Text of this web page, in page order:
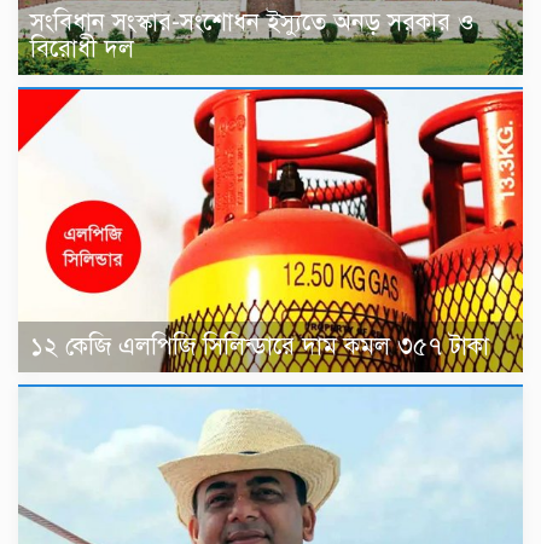
সংবিধান সংস্কার-সংশোধন ইস্যুতে অনড় সরকার ও
বিরোধী দল
১২ কেজি এলপিজি সিলিন্ডারে দাম কমল ৩৫৭ টাকা